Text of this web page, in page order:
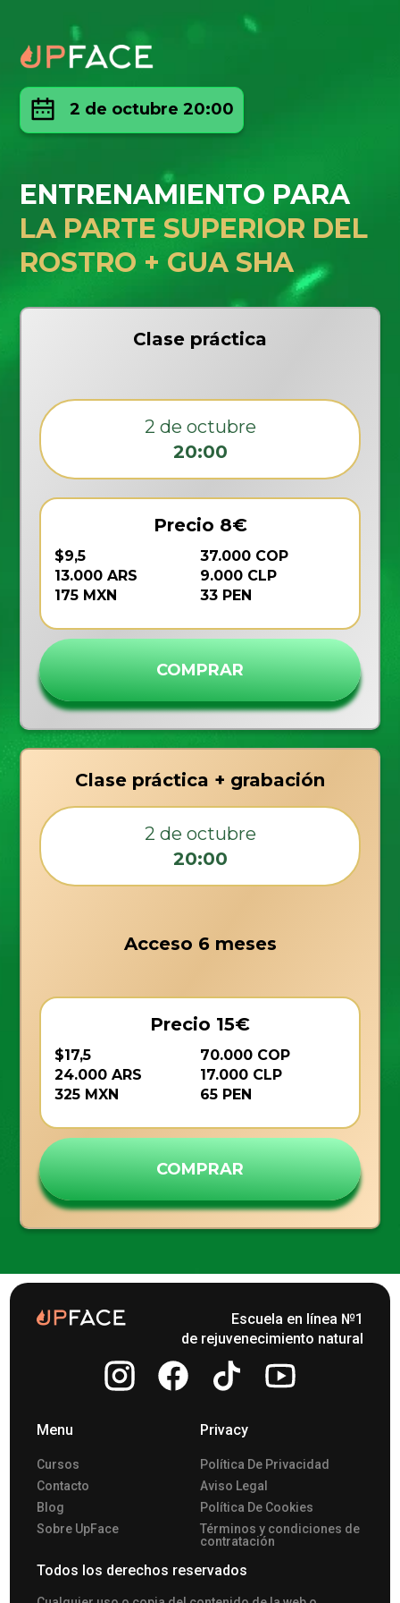
2 de octubre 20:00
ENTRENAMIENTO PARA
LA PARTE SUPERIOR DEL
ROSTRO + GUA SHA
Clase práctica
2 de octubre
20:00
Precio 8€
$9,5
13.000 ARS
175 MXN
37.000 COP
9.000 CLP
33 PEN
COMPRAR
Clase práctica + grabación
2 de octubre
20:00
Acceso 6 meses
Precio 15€
$17,5
24.000 ARS
325 MXN
70.000 COP
17.000 CLP
65 PEN
COMPRAR
Escuela en línea №1
de rejuvenecimiento natural
Menu
Cursos
Contacto
Blog
Sobre UpFace
Privacy
Política De Privacidad
Aviso Legal
Política De Cookies
Términos y condiciones de
contratación
Todos los derechos reservados